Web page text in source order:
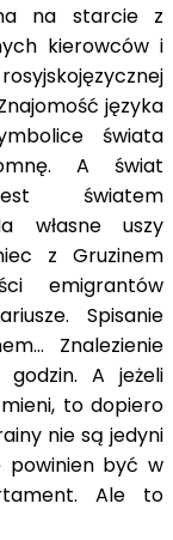
na starcie z
kierowców i
języka
świata
A świat
światem
własne uszy
z Gruzinem
emigrantów
Spisanie
Znalezienie
godzin. A jeżeli
to dopiero
nie są jedyni
powinien być w
Ale to